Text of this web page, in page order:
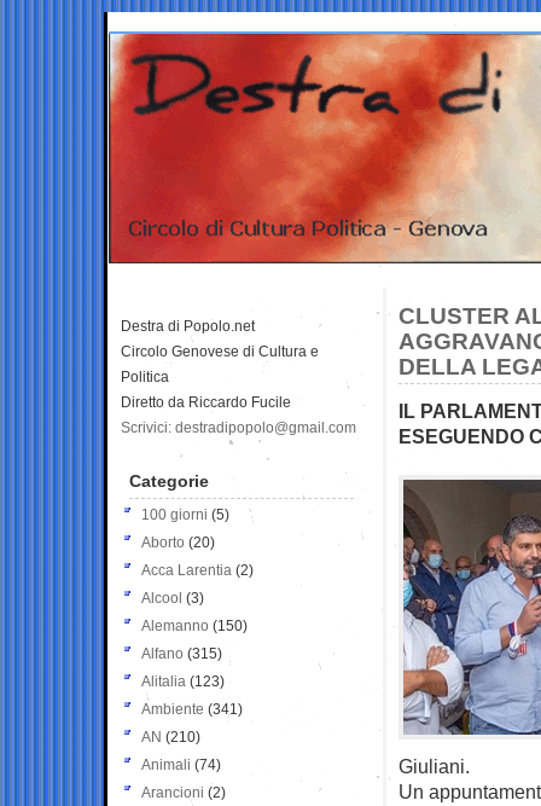
CLUSTER
DELLA
IL
ESEGUENDO
Giuliani.
Un
Destra di Popolo.net
Circolo Genovese di Cultura e
Politica
Diretto da Riccardo Fucile
Scrivici: destradipopolo@gmail.com
Categorie
100 giorni (5)
Aborto (20)
Acca Larentia (2)
Alcool (3)
Alemanno (150)
Alfano (315)
Alitalia (123)
Ambiente (341)
AN (210)
Animali (74)
Arancioni (2)